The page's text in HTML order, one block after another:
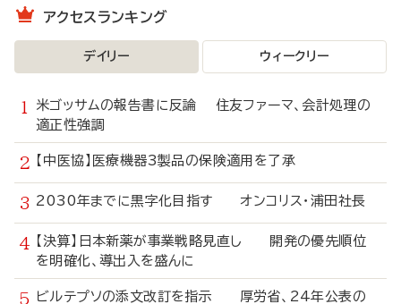
アクセスランキング
デイリー ウィークリー
米ゴッサムの報告書に反論 住友ファーマ、会計処理の
適正性強調
【中医協】医療機器3製品の保険適用を了承
2030年までに黒字化目指す オンコリス・浦田社長
【決算】日本新薬が事業戦略見直し 開発の優先順位
を明確化、導出入を盛んに
ビルテプソの添文改訂を指示 厚労省、24年公表の